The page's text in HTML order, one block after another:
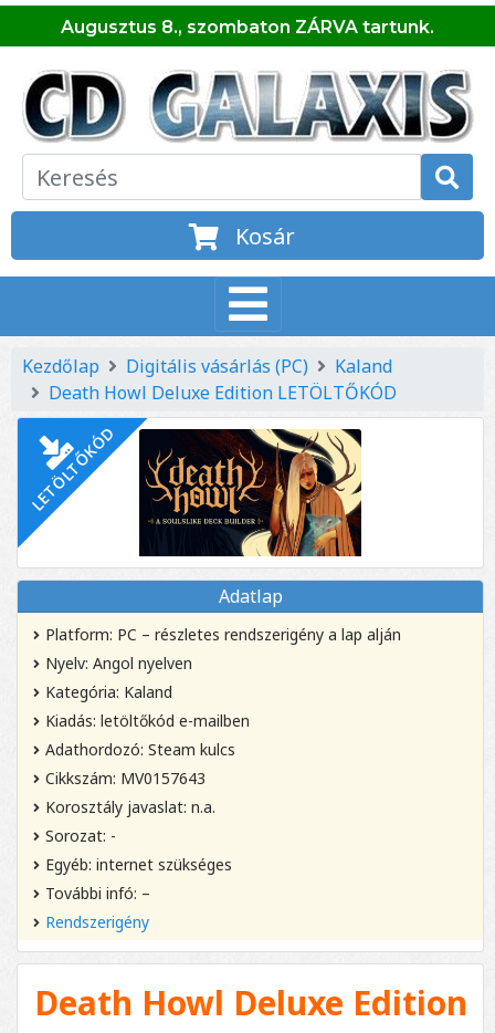
Augusztus 8., szombaton ZÁRVA tartunk.
Kosár
Kezdőlap Digitális vásárlás (PC)
Kaland
Death Howl Deluxe Edition LETÖLTŐKÓD
LETÖLTŐKÓD
Adatlap
Platform: PC – részletes rendszerigény a lap alján
Nyelv: Angol nyelven
Kategória: Kaland
Kiadás: letöltőkód e-mailben
Adathordozó: Steam kulcs
Cikkszám: MV0157643
Korosztály javaslat: n.a.
Sorozat: -
Egyéb: internet szükséges
További infó: –
Rendszerigény
Death Howl Deluxe Edition